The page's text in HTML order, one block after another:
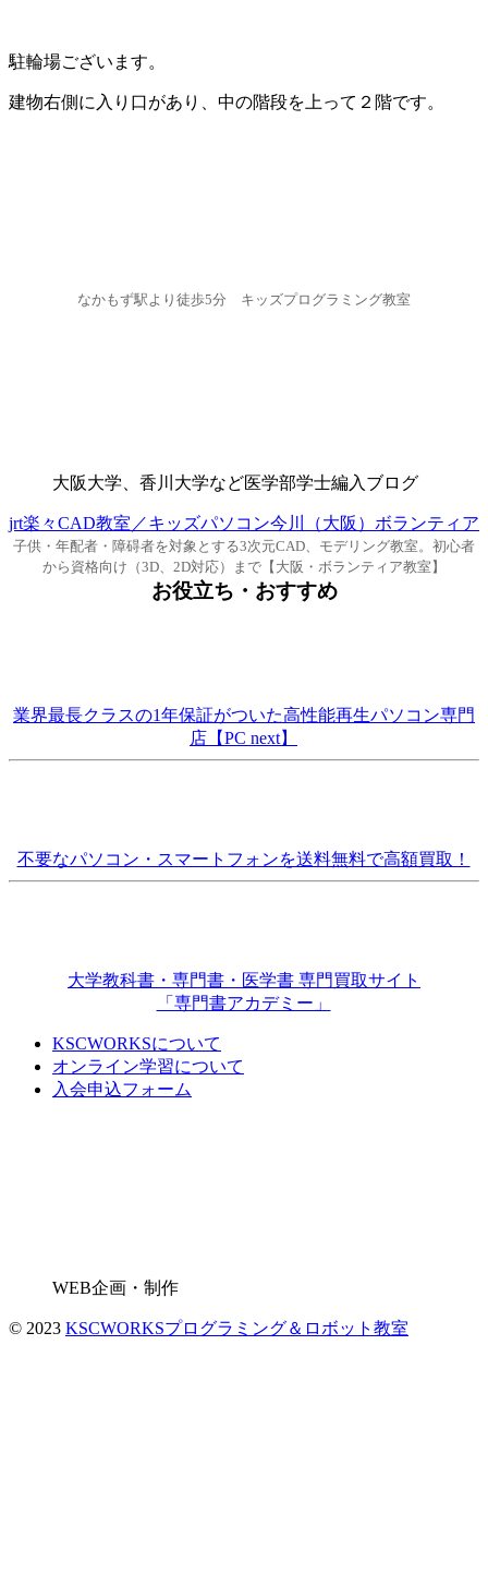
駐輪場ございます。
建物右側に入り口があり、中の階段を上って２階です。
なかもず駅より徒歩5分 キッズプログラミング教室
大阪大学、香川大学など医学部学士編入ブログ
jrt楽々CAD教室／キッズパソコン今川（大阪）ボランティア
子供・年配者・障碍者を対象とする3次元CAD、モデリング教室。初心者
から資格向け（3D、2D対応）まで【大阪・ボランティア教室】
お役立ち・おすすめ
業界最長クラスの1年保証がついた高性能再生パソコン専門
店【PC next】
不要なパソコン・スマートフォンを送料無料で高額買取！
大学教科書・専門書・医学書 専門買取サイト
「専門書アカデミー」
KSCWORKSについて
オンライン学習について
入会申込フォーム
WEB企画・制作
© 2023 KSCWORKSプログラミング＆ロボット教室